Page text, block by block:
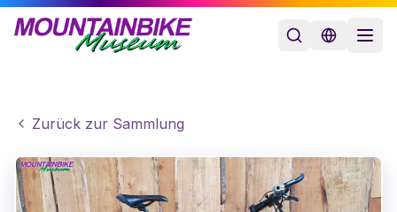
Zurück zur Sammlung